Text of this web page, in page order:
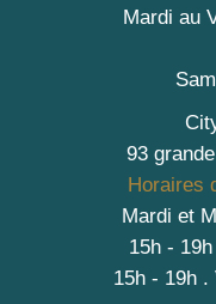
Mardi au
93
Horaires
Mardi et
15h - 19h
15h - 19h .